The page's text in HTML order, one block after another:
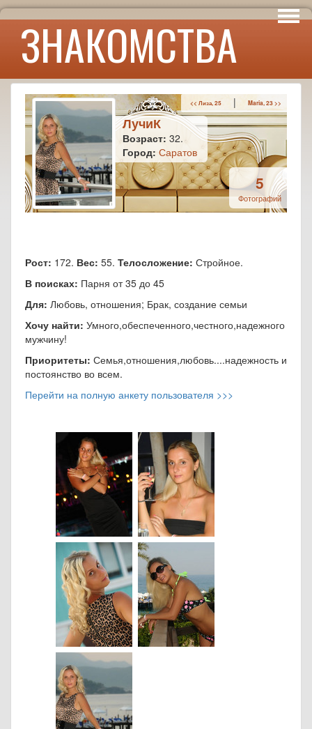
ЗНАКОМСТВА
Интересы
Юмор
ЛучиК
Возраст: 32.
Город: Саратов
<< Лиза, 25 | Maria, 23 >>
5
Фотографий
Рост: 172. Вес: 55. Телосложение: Стройное.
В поисках: Парня от 35 до 45
Для: Любовь, отношения; Брак, создание семьи
Хочу найти: Умного,обеспеченного,честного,надежного
мужчину!
Приоритеты: Семья,отношения,любовь....надежность и
постоянство во всем.
Перейти на полную анкету пользователя >>>